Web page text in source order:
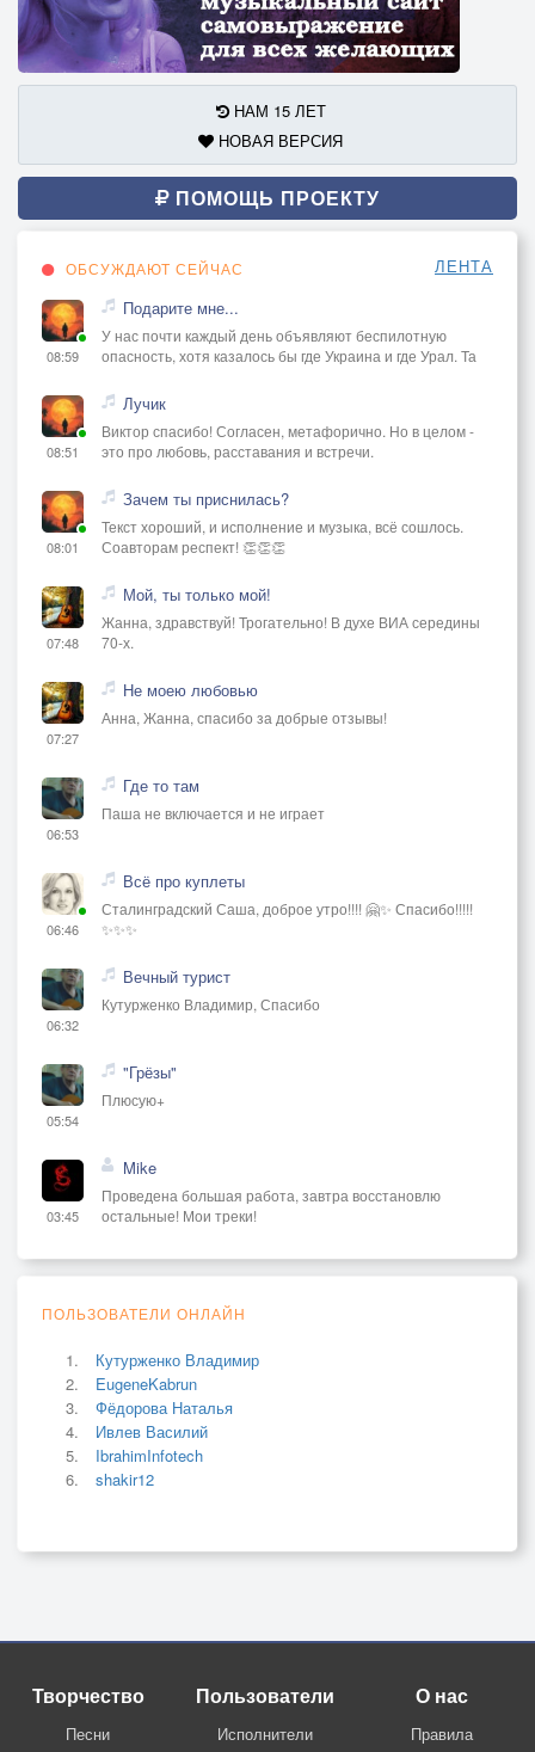
НАМ 15 ЛЕТ
НОВАЯ ВЕРСИЯ
ПОМОЩЬ ПРОЕКТУ
ОБСУЖДАЮТ СЕЙЧАС ЛЕНТА
08:59
Подарите мне...
У нас почти каждый день объявляют беспилотную
опасность, хотя казалось бы где Украина и где Урал. Та
08:51
Лучик
Виктор спасибо! Согласен, метафорично. Но в целом -
это про любовь, расставания и встречи.
08:01
Зачем ты приснилась?
Текст хороший, и исполнение и музыка, всё сошлось.
Соавторам респект! 👏👏👏
07:48
Мой, ты только мой!
Жанна, здравствуй! Трогательно! В духе ВИА середины
70-х.
07:27
Не моею любовью
Анна, Жанна, спасибо за добрые отзывы!
06:53
Где то там
Паша не включается и не играет
06:46
Всё про куплеты
Сталинградский Саша, доброе утро!!!! 🤗✨ Спасибо!!!!!
✨✨✨
06:32
Вечный турист
Кутурженко Владимир, Спасибо
05:54
"Грёзы"
Плюсую+
03:45
Mike
Проведена большая работа, завтра восстановлю
остальные! Мои треки!
ПОЛЬЗОВАТЕЛИ ОНЛАЙН
Кутурженко Владимир
EugeneKabrun
Фёдорова Наталья
Ивлев Василий
IbrahimInfotech
shakir12
Творчество
Песни
Пользователи
Исполнители
О нас
Правила